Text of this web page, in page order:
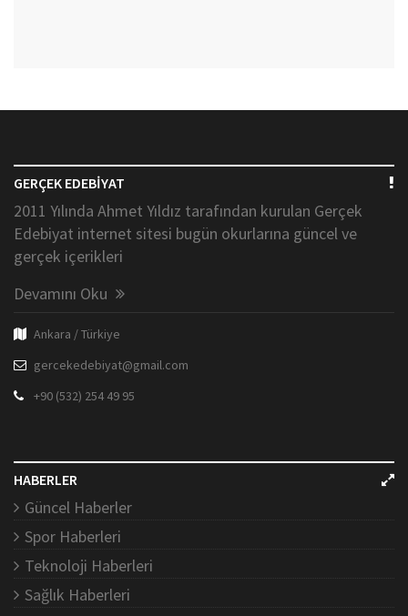
GERÇEK EDEBİYAT
2011 Yılında Ahmet Yıldız tarafından kurulan Gerçek
Edebiyat internet sitesi bugün okurlarına güncel ve
gerçek içerikleri
Devamını Oku
Ankara / Türkiye
gercekedebiyat@gmail.com
+90 (532) 254 49 95
HABERLER
Güncel Haberler
Spor Haberleri
Teknoloji Haberleri
Sağlık Haberleri